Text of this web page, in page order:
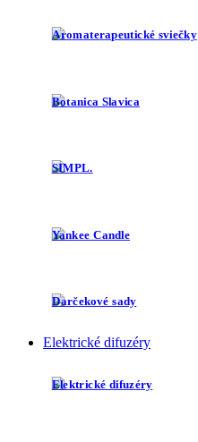
Aromaterapeutické sviečky
Botanica Slavica
SIMPL.
Yankee Candle
Darčekové sady
Elektrické difuzéry
Elektrické difuzéry